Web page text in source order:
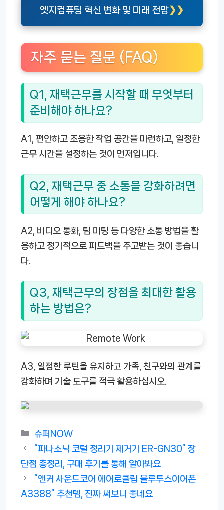
엣지컴퓨팅 혁신 변화 및 미래 전망
자주 묻는 질문 (FAQ)
Q1, 재택근무를 시작할 때 무엇부터
준비해야 하나요?
A1, 편안하고 조용한 작업 공간을 마련하고, 일정한
근무 시간을 설정하는 것이 먼저입니다.
Q2, 재택근무 중 소통을 강화하려면
어떻게 해야 하나요?
A2, 비디오 통화, 팀 미팅 등 다양한 소통 방법을 활
용하고 정기적으로 피드백을 주고받는 것이 좋습니
다.
Q3, 재택근무의 장점을 최대한 활용
하는 방법은?
A3, 일정한 루틴을 유지하고 가족, 친구와의 관계를
강화하며 기술 도구를 적극 활용하십시오.
카
테
리
슈퍼NOW
“파나소닉 코털 정리기 제거기 ER-GN30” 장
단점 총정리, 구매 후기를 통해 알아봐요
“앤커 사운드코어 에어로클립 블루투스이어폰
A3388” 추천템, 진짜 써보니 좋네요